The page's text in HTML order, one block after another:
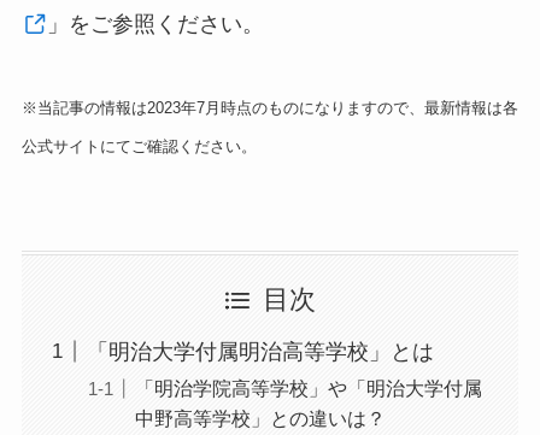
」をご参照ください。
※当記事の情報は2023年7月時点のものになりますので、最新情報は各
公式サイトにてご確認ください。
目次
「明治大学付属明治高等学校」とは
「明治学院高等学校」や「明治大学付属
中野高等学校」との違いは？